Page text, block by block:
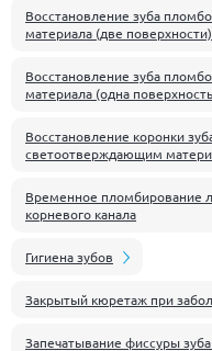
Восстановление зуба
материала (две поверхности)
Восстановление зуба
материала (одна
Восстановление коронки
светоотверждающим
Временное пломбирование
корневого канала
Гигиена зубов
Закрытый кюретаж при
Запечатывание фиссуры